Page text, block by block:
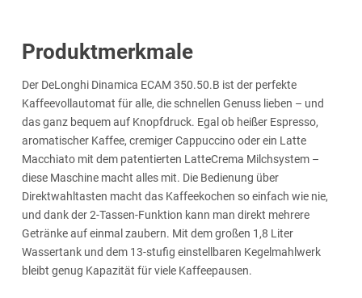
Produktmerkmale
Der DeLonghi Dinamica ECAM 350.50.B ist der perfekte
Kaffeevollautomat für alle, die schnellen Genuss lieben – und
das ganz bequem auf Knopfdruck. Egal ob heißer Espresso,
aromatischer Kaffee, cremiger Cappuccino oder ein Latte
Macchiato mit dem patentierten LatteCrema Milchsystem –
diese Maschine macht alles mit. Die Bedienung über
Direktwahltasten macht das Kaffeekochen so einfach wie nie,
und dank der 2-Tassen-Funktion kann man direkt mehrere
Getränke auf einmal zaubern. Mit dem großen 1,8 Liter
Wassertank und dem 13-stufig einstellbaren Kegelmahlwerk
bleibt genug Kapazität für viele Kaffeepausen.